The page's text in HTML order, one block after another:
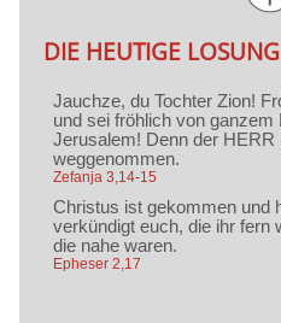
DIE HEUTIGE LOSUNG